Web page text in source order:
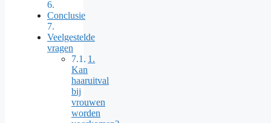
Conclusie
Veelgestelde
vragen
1.
Kan
haaruitval
bij
vrouwen
worden